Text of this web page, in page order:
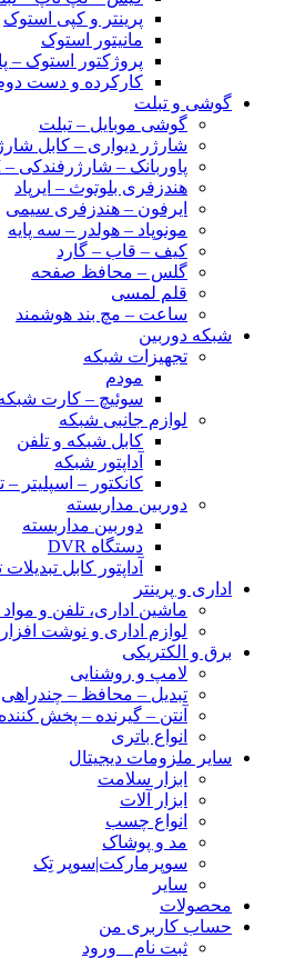
پرینتر و کپی استوک
مانیتور استوک
پروژکتور استوک –
کارکرده و دست
گوشی و تبلت
گوشی موبایل – تبلت
شارژر دیواری – کابل
پاوربانک – شارژرفندکی – FMپلیر
هندزفری بلوتوث – ایرپاد
ایرفون – هندزفری سیمی
مونوپاد – هولدر – سه پایه
کیف – قاب – گارد
گلس – محافظ صفحه
قلم لمسی
ساعت – مچ بند هوشمند
شبکه دوربین
تجهیزات شبکه
مودم
سوئیچ – کارت
لوازم جانبی شبکه
کابل شبکه و تلفن
آداپتور شبکه
کانکتور – اسپلیتر –
دوربین مداربسته
دوربین مداربسته
دستگاه DVR
آداپتور کابل
اداری و پرینتر
ماشین اداری، تلفن و
لوازم اداری و نوشت افزار
برق و الکتریکی
لامپ و روشنایی
تبدیل – محافظ – چندراهی
آنتن – گیرنده – پخش کننده
انواع باتری
سایر ملزومات دیجیتال
ابزار سلامت
ابزار آلات
انواع چسب
مد و پوشاک
سوپرمارکت|سوپر تِک
سایر
محصولات
حساب کاربری من
ثبت نام _ ورود